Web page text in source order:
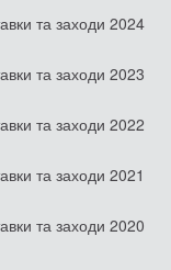
та заходи 2024
та заходи 2023
та заходи 2022
та заходи 2021
та заходи 2020